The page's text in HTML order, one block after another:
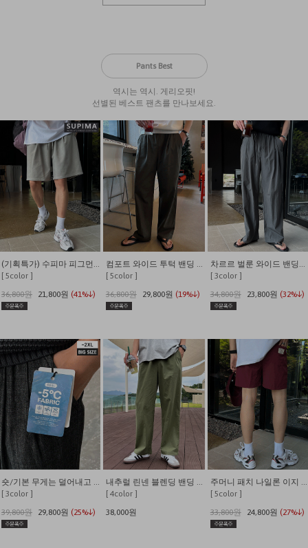
Pants Best
역시는 역시. 게리오핏!
선별된 베스트 팬츠를 만나보세요.
[ 5color ]
36,800원
21,800원 (41%↓)
[ 5color ]
36,800원
29,800원 (19%↓)
[ 3color ]
34,800원
23,800원 (32%↓)
숏/기본 무게는 덜어내고 시원함만 남긴 쿨링 밴딩 데님
[ 3color ]
39,800원
29,800원 (25%↓)
내추럴 린넨 블렌딩 밴딩 와이드 팬츠
[ 4color ]
38,000원
주머니 패치 나일론 이지 밴딩 반바지
[ 5color ]
33,800원
24,800원 (27%↓)